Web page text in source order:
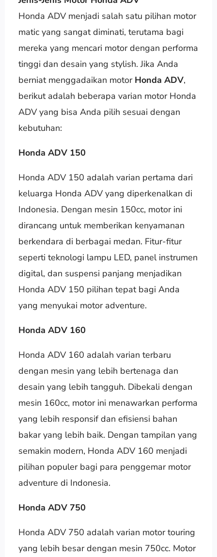
Honda ADV menjadi salah satu pilihan motor
matic yang sangat diminati, terutama bagi
mereka yang mencari motor dengan performa
tinggi dan desain yang stylish. Jika Anda
berniat menggadaikan motor Honda ADV,
berikut adalah beberapa varian motor Honda
ADV yang bisa Anda pilih sesuai dengan
kebutuhan:
Honda ADV 150
Honda ADV 150 adalah varian pertama dari
keluarga Honda ADV yang diperkenalkan di
Indonesia. Dengan mesin 150cc, motor ini
dirancang untuk memberikan kenyamanan
berkendara di berbagai medan. Fitur-fitur
seperti teknologi lampu LED, panel instrumen
digital, dan suspensi panjang menjadikan
Honda ADV 150 pilihan tepat bagi Anda
yang menyukai motor adventure.
Honda ADV 160
Honda ADV 160 adalah varian terbaru
dengan mesin yang lebih bertenaga dan
desain yang lebih tangguh. Dibekali dengan
mesin 160cc, motor ini menawarkan performa
yang lebih responsif dan efisiensi bahan
bakar yang lebih baik. Dengan tampilan yang
semakin modern, Honda ADV 160 menjadi
pilihan populer bagi para penggemar motor
adventure di Indonesia.
Honda ADV 750
Honda ADV 750 adalah varian motor touring
yang lebih besar dengan mesin 750cc. Motor